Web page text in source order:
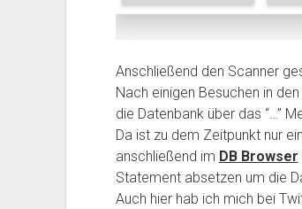
Anschließend den Scanner
Nach einigen Besuchen in
die Datenbank über das “…”
Da ist zu dem Zeitpunkt nur
anschließend im DB Browser
Statement absetzen um die
Auch hier hab ich mich bei